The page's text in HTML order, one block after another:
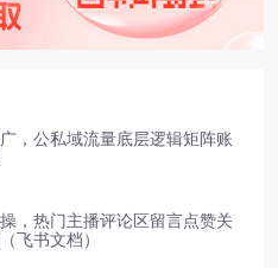
，公私域流量底层逻辑矩阵账
，热门主播评论区留言点赞关
飞书文档）